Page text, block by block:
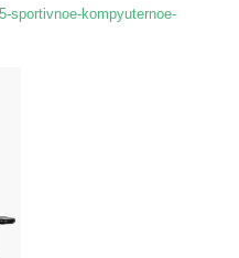
sportivnoe-kompyuternoe-